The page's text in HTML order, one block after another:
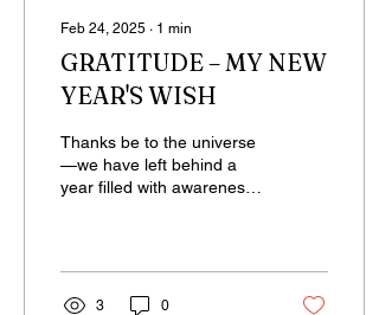
Feb 24, 2025 ∙ 1 min
GRATITUDE – MY NEW
YEAR'S WISH
Thanks be to the universe
—we have left behind a
year filled with awareness.
3 0